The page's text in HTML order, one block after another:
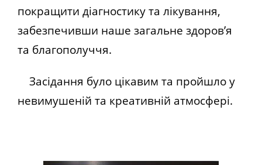
покращити діагностику та лікування,
забезпечивши наше загальне здоров’я
та благополуччя.
Засідання було цікавим та пройшло у
невимушеній та креативній атмосфері.